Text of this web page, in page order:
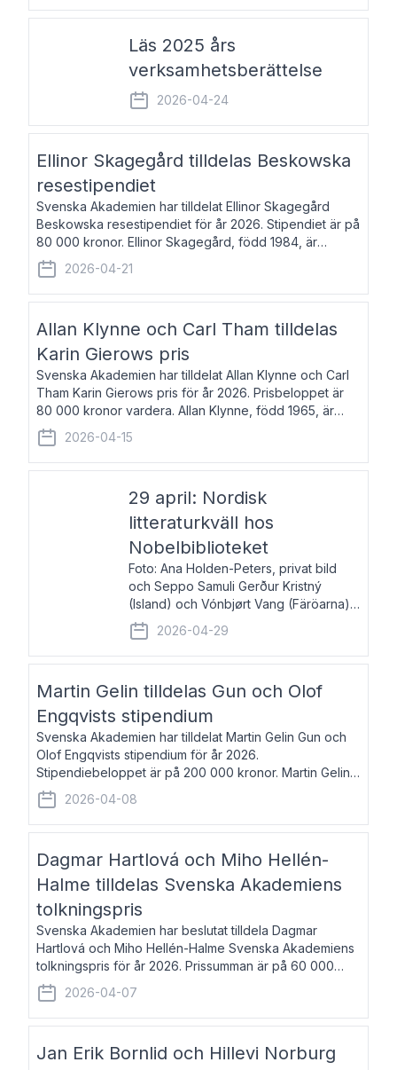
sakprosa som i år går till Magnus
Läs 2025 års
verksamhetsberättelse
2026-04-24
Ellinor Skagegård tilldelas Beskowska
resestipendiet
Svenska Akademien har tilldelat Ellinor Skagegård
Beskowska resestipendiet för år 2026. Stipendiet är på
80 000 kronor. Ellinor Skagegård, född 1984, är
författare, journalist och musiker. Hon skriver
återkommande för Svenska Dagbladet, Ups
2026-04-21
Allan Klynne och Carl Tham tilldelas
Karin Gierows pris
Svenska Akademien har tilldelat Allan Klynne och Carl
Tham Karin Gierows pris för år 2026. Prisbeloppet är
80 000 kronor vardera. Allan Klynne, född 1965, är
arkeolog, författare, översättare och fil.dr i antikens
kultur och samhällsliv. Ut
2026-04-15
29 april: Nordisk
litteraturkväll hos
Nobelbiblioteket
Foto: Ana Holden-Peters, privat bild
och Seppo Samuli Gerður Kristný
(Island) och Vónbjørt Vang (Färöarna)
läser ur sina verk och samtalar med
John Swedenmark. De läser upp på
färöiska, isländska och svenska och
2026-04-29
Martin Gelin tilldelas Gun och Olof
Engqvists stipendium
Svenska Akademien har tilldelat Martin Gelin Gun och
Olof Engqvists stipendium för år 2026.
Stipendiebeloppet är på 200 000 kronor. Martin Gelin,
född 1978, är journalist och författare. Han lever
numera i Paris men var under många år bosat
2026-04-08
Dagmar Hartlová och Miho Hellén-
Halme tilldelas Svenska Akademiens
tolkningspris
Svenska Akademien har beslutat tilldela Dagmar
Hartlová och Miho Hellén-Halme Svenska Akademiens
tolkningspris för år 2026. Prissumman är på 60 000
kronor var. Dagmar Hartlová, född 1951, översätter
huvudsakligen från svenska till tjeckiska
2026-04-07
Jan Erik Bornlid och Hillevi Norburg